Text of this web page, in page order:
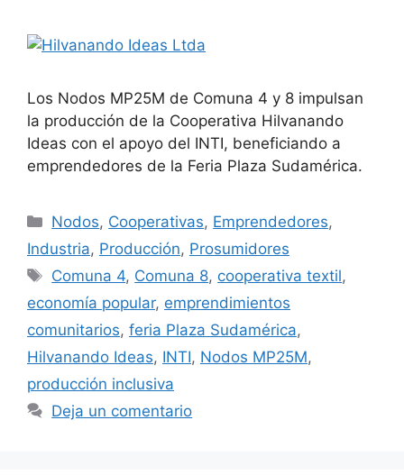
Los Nodos MP25M de Comuna 4 y 8 impulsan
la producción de la Cooperativa Hilvanando
Ideas con el apoyo del INTI, beneficiando a
emprendedores de la Feria Plaza Sudamérica.
Nodos, Cooperativas, Emprendedores,
Industria, Producción, Prosumidores
Comuna 4, Comuna 8, cooperativa textil,
economía popular, emprendimientos
comunitarios, feria Plaza Sudamérica,
Hilvanando Ideas, INTI, Nodos MP25M,
producción inclusiva
Deja un comentario